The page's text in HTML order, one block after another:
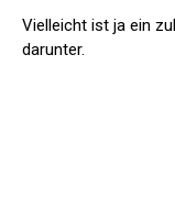
Vielleicht ist ja ein
darunter.